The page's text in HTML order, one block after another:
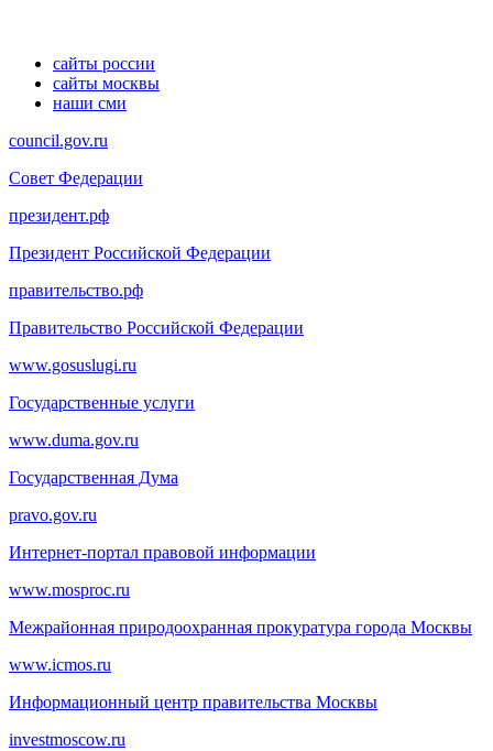
сайты россии
сайты москвы
наши сми
council.gov.ru
Совет Федерации
президент.рф
Президент Российской Федерации
правительство.рф
Правительство Российской Федерации
www.gosuslugi.ru
Государственные услуги
www.duma.gov.ru
Государственная Дума
pravo.gov.ru
Интернет-портал правовой информации
www.mosproc.ru
Межрайонная природоохранная прокуратура города Москвы
www.icmos.ru
Информационный центр правительства Москвы
investmoscow.ru